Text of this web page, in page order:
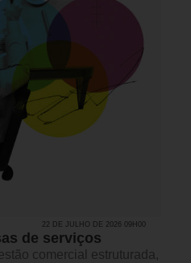
22 DE JULHO DE 2026 09H00
de serviços
comercial estruturada,